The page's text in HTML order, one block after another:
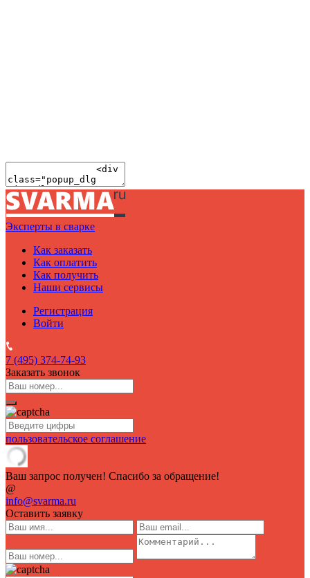
Эксперты в сварке
Как заказать
Как оплатить
Как получить
Наши сервисы
Регистрация
Войти
7 (495) 374-74-93
Заказать звонок
пользовательское соглашение
Ваш запрос получен! Спасибо за обращение!
@
info@svarma.ru
Оставить заявку